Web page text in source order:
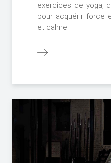
exercices de yoga,
pour acquérir force
et calme.